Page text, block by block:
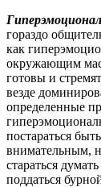
гораздо
как
окружающим
готовы и
везде
определенные
постараться
внимательным,
стараться
поддаться